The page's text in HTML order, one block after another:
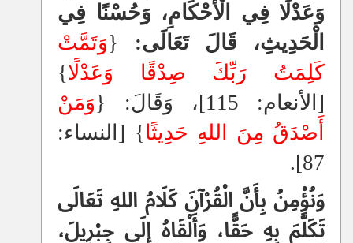
وَعَدْلًا فِي الْأَحْكَامِ، وَحُسْنًا فِي
الْحَدِيثِ، قَالَ تَعَالَى: {وَتَمَّتْ
كَلِمَتُ رَبِّكَ صِدْقًا وَعَدْلًا}
[الأنعام: 115]، وَقَالَ: {
وَمَنْ
أَصْدَقُ مِنَ اللهِ حَدِيثًا} [النساء:
87].
وَنُؤْمِنُ بِأَنَّ الْقُرْآنَ كَلَامُ اللهِ تَعَالَى
تَكَلَّمَ بِهِ حَقًّا، وَأَلْقَاهُ إِلَى جِبْرِيلَ،